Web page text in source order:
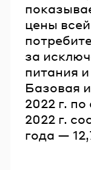
цены
за
питания
Базовая
2022 г.
2022 г.
года —